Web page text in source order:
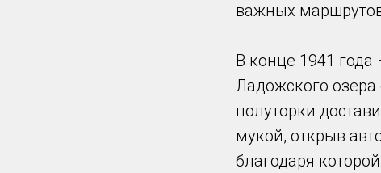
важных
В конце 1941
Ладожского
полуторки
мукой, открыв
благодаря